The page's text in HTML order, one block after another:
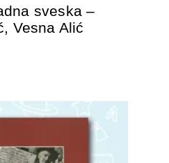
sveska –
Vesna Alić